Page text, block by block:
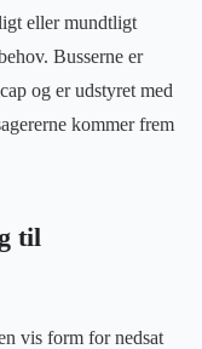
eller mundtligt
Busserne er
og er udstyret med
kommer frem
til
vis form for nedsat